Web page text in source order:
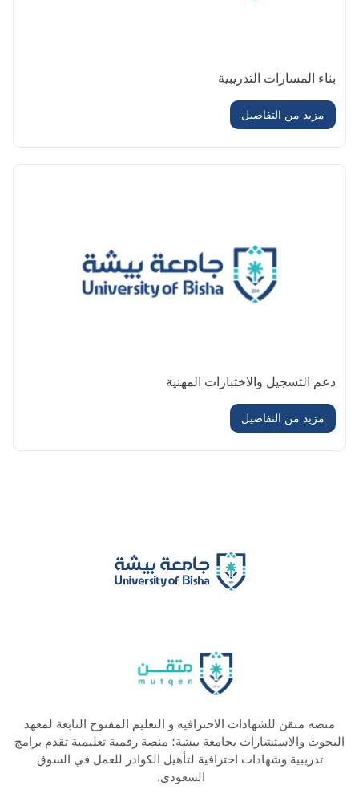
بناء المسارات التدريبية
مزيد من التفاصيل
دعم التسجيل والاختبارات المهنية
مزيد من التفاصيل
منصه متقن للشهادات الاحترافيه و التعليم المفتوح التابعة لمعهد
البحوث والاستشارات بجامعة بيشة؛ منصة رقمية تعليمية تقدم برامج
تدريبية وشهادات احترافية لتأهيل الكوادر للعمل في السوق
السعودي.